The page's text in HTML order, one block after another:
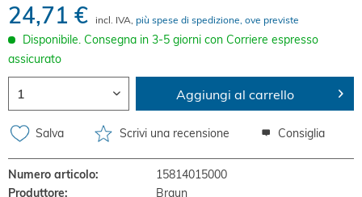
24,71 € incl. IVA, più spese di spedizione, ove previste
Disponibile. Consegna in 3-5 giorni con Corriere espresso
assicurato
Aggiungi al carrello
Salva Scrivi una recensione Consiglia
Numero articolo:
15814015000
Produttore:
Braun